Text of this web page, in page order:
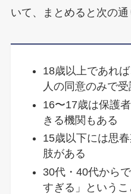
いて、まとめると次の通
18歳以上であれ
人の同意のみで
16〜17歳は保護
きる機関もある
15歳以下には思
肢がある
30代・40代から
すぎる」という